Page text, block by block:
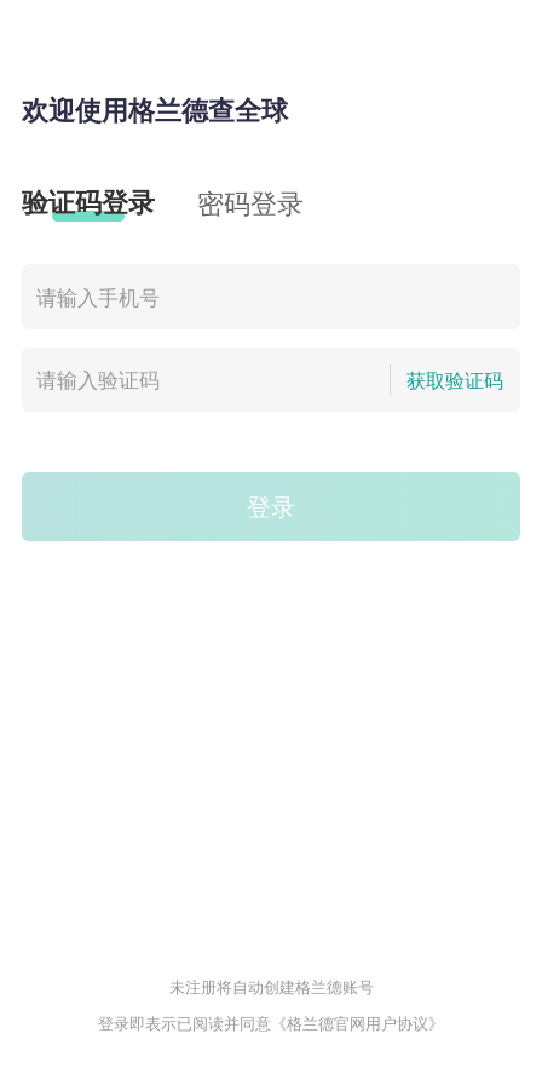
欢迎使用格兰德查全球
验证码登录 密码登录
获取验证码
登录
未注册将自动创建格兰德账号
登录即表示已阅读并同意 《格兰德官网用户协议》